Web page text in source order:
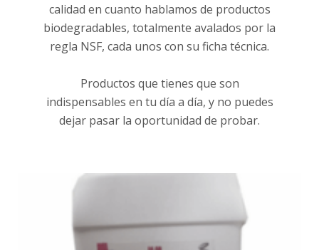
calidad en cuanto hablamos de productos
biodegradables, totalmente avalados por la
regla NSF, cada unos con su ficha técnica.
Productos que tienes que son
indispensables en tu día a día, y no puedes
dejar pasar la oportunidad de probar.